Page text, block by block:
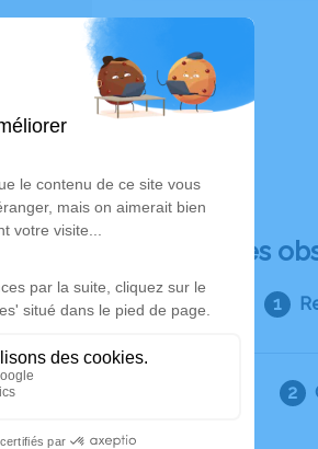
Déroulé des